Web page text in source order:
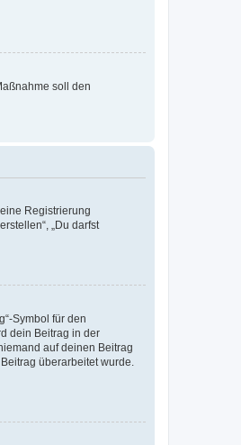
soll den
Registrierung
„Du darfst
Symbol für den
dein Beitrag in der
auf deinen Beitrag
überarbeitet wurde.